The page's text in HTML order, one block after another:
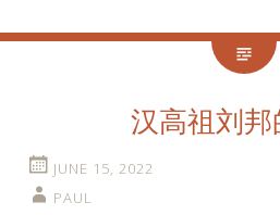
汉高祖刘
JUNE 15, 2022
PAUL